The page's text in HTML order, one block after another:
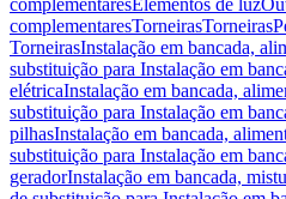
complementaresElementos de luz
complementaresTorneirasTorneiras
TorneirasInstalação em bancada,
substituição para Instalação em
elétricaInstalação em bancada,
substituição para Instalação em
pilhasInstalação em bancada,
substituição para Instalação em
geradorInstalação em bancada,